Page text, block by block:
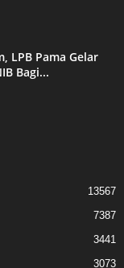
LPB Pama Gelar
Bagi...
13567
7387
3441
3073